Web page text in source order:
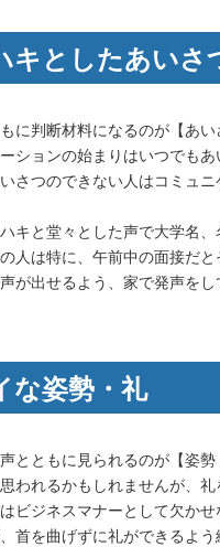
キとしたあいさ
に判断材料になるのが【あい
ションの始まりはいつでもあ
さつのできない人はコミュ
キと堂々とした声で大学名
人は特に、午前中の面接だ
が出せるよう、家で発声をし
な姿勢・礼
とともに見られるのが【姿勢
われるかもしれませんが、
ビジネスマナーとして欠かせ
首を曲げずに礼ができるよう